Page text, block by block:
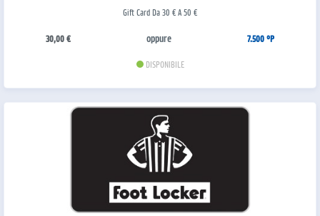
Gift Card Da 30 € A 50 €
30,00 € oppure 7.500 °P
DISPONIBILE